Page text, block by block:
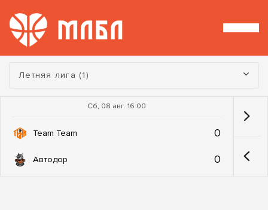
Турнир:
Летняя лига (1)
Сб, 08 авг. 16:00
Team Team 0
Автодор 0